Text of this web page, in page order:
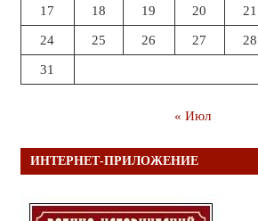
17 18 19 20 21
24 25 26 27 28
31
« Июл
ИНТЕРНЕТ-ПРИЛОЖЕНИЕ